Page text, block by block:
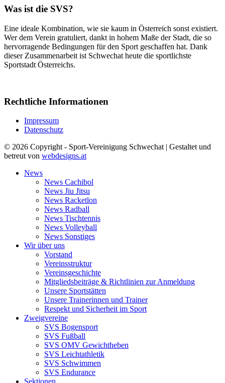
Was ist die SVS?
Eine ideale Kombination, wie sie kaum in Österreich sonst existiert.
Wer dem Verein gratuliert, dankt in hohem Maße der Stadt, die so
hervorragende Bedingungen für den Sport geschaffen hat. Dank
dieser Zusammenarbeit ist Schwechat heute die sportlichste
Sportstadt Österreichs.
Rechtliche Informationen
Impressum
Datenschutz
© 2026 Copyright - Sport-Vereinigung Schwechat | Gestaltet und
betreut von webdesigns.at
News
News Cachibol
News Jiu Jitsu
News Racketlon
News Radball
News Tischtennis
News Volleyball
News Sonstiges
Wir über uns
Vorstand
Vereinsstruktur
Vereinsgeschichte
Mitgliedsbeiträge & Richtlinien zur Anmeldung
Unsere Sportstätten
Unsere Trainerinnen und Trainer
Respekt und Sicherheit im Sport
Zweigvereine
SVS Bogensport
SVS Fußball
SVS OMV Gewichtheben
SVS Leichtathletik
SVS Schwimmen
SVS Endurance